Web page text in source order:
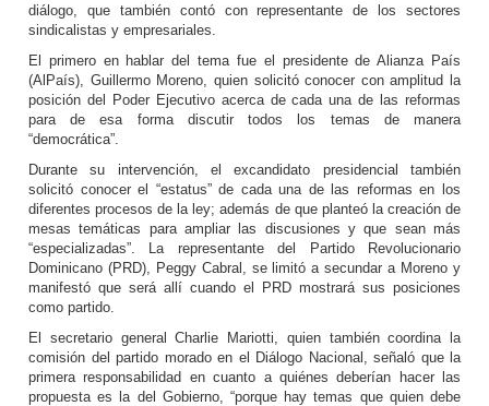
diálogo, que también contó con representante de los sectores
sindicalistas y empresariales.
El primero en hablar del tema fue el presidente de Alianza País
(AlPaís), Guillermo Moreno, quien solicitó conocer con amplitud la
posición del Poder Ejecutivo acerca de cada una de las reformas
para de esa forma discutir todos los temas de manera
“democrática”.
Durante su intervención, el excandidato presidencial también
solicitó conocer el “estatus” de cada una de las reformas en los
diferentes procesos de la ley; además de que planteó la creación de
mesas temáticas para ampliar las discusiones y que sean más
“especializadas”. La representante del Partido Revolucionario
Dominicano (PRD), Peggy Cabral, se limitó a secundar a Moreno y
manifestó que será allí cuando el PRD mostrará sus posiciones
como partido.
El secretario general Charlie Mariotti, quien también coordina la
comisión del partido morado en el Diálogo Nacional, señaló que la
primera responsabilidad en cuanto a quiénes deberían hacer las
propuesta es la del Gobierno, “porque hay temas que quien debe